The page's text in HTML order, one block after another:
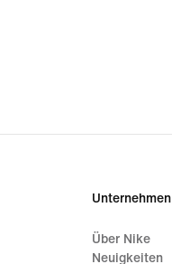
Unternehmen
Über Nike
Neuigkeiten